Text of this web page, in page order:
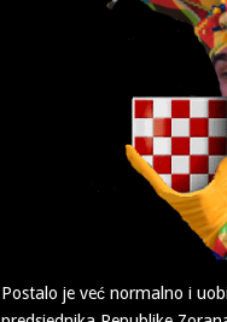
Postalo je već normalno i